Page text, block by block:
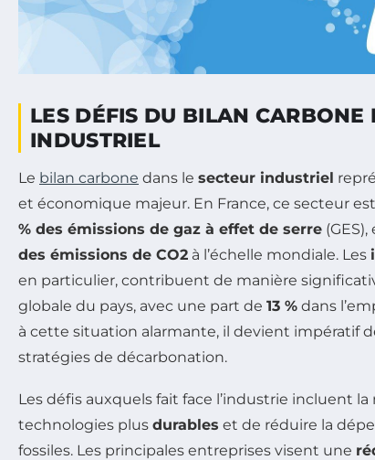
LES DÉFIS DU BILAN CARBONE
INDUSTRIEL
Le bilan carbone dans le secteur industriel
et économique majeur. En France, ce secteur
% des émissions de gaz à effet de serre
des émissions de CO2 à l’échelle mondiale. Les
en particulier, contribuent de manière
globale du pays, avec une part de 13 % dans
à cette situation alarmante, il devient impératif
stratégies de décarbonation.
Les défis auxquels fait face l’industrie incluent la
technologies plus durables et de réduire la
fossiles. Les principales entreprises visent une